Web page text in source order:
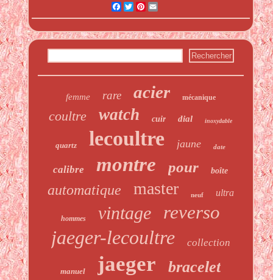
Facebook
Twitter
Pinterest
Email
femme rare acier mécanique
coultre watch cuir dial inoxydable
quartz lecoultre jaune date
calibre montre pour boîte
automatique master neuf ultra
hommes vintage reverso
jaeger-lecoultre collection
manuel jaeger bracelet